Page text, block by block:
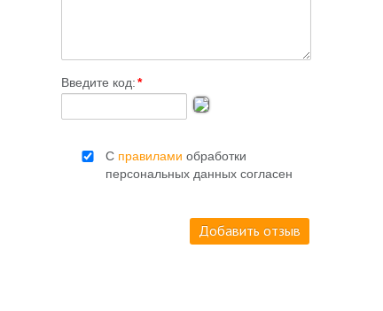
Введите код:*
С правилами обработки
персональных данных согласен